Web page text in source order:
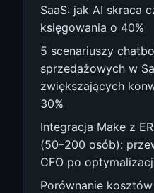
SaaS: jak AI skraca
księgowania o 40%
5 scenariuszy
sprzedażowych w
zwiększających
30%
Integracja Make z
(50–200 osób):
CFO po
Porównanie